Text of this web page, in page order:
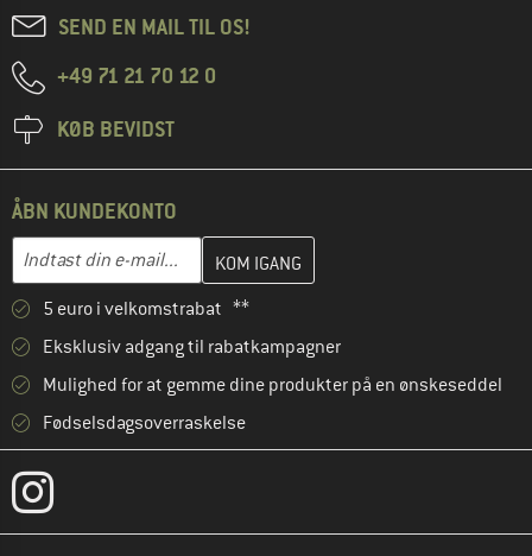
SEND EN MAIL TIL OS!
+49 71 21 70 12 0
KØB BEVIDST
ÅBN KUNDEKONTO
E-mail-adresse
Indtast din e-mailadresse her, og opret i næste trin din
5 euro i velkomstrabat **
Eksklusiv adgang til rabatkampagner
Mulighed for at gemme dine produkter på en ønskeseddel
Fødselsdagsoverraskelse